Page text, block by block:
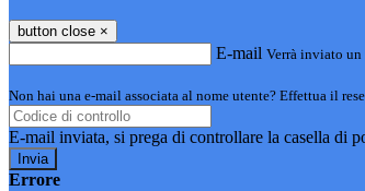
button close ×
E-mail Verrà inviato
Non hai una e-mail associata al nome utente? Effettua il
E-mail inviata, si prega di controllare la casella di
Errore